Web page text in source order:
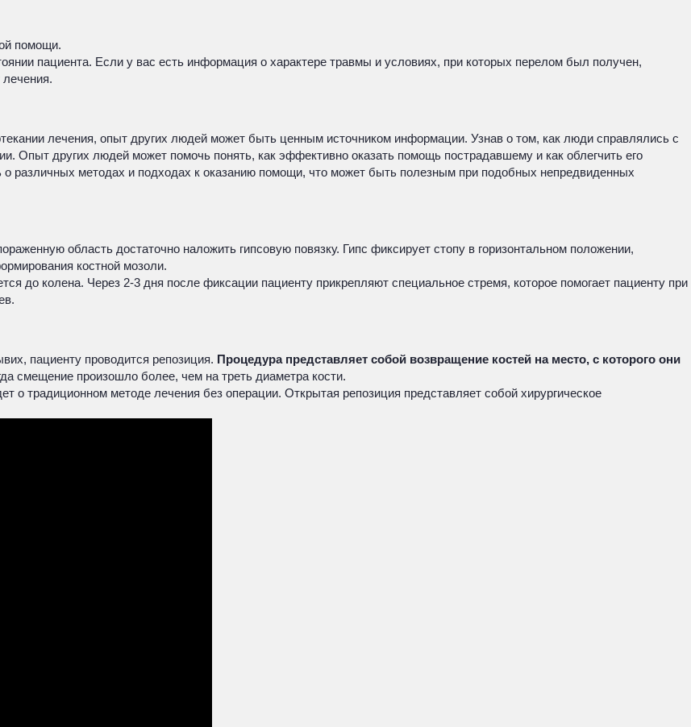
помощи.
пациента. Если у вас есть информация о характере травмы и условиях, при которых перелом был получен,
лечения, опыт других людей может быть ценным источником информации. Узнав о том, как люди справлялись с
Опыт других людей может помочь понять, как эффективно оказать помощь пострадавшему и как облегчить его
различных методах и подходах к оказанию помощи, что может быть полезным при подобных непредвиденных
область достаточно наложить гипсовую повязку. Гипс фиксирует стопу в горизонтальном положении,
костной мозоли.
до колена. Через 2-3 дня после фиксации пациенту прикрепляют специальное стремя, которое помогает пациенту при
пациенту проводится репозиция. Процедура представляет собой возвращение костей на место, с которого они
смещение произошло более, чем на треть диаметра кости.
о традиционном методе лечения без операции. Открытая репозиция представляет собой хирургическое